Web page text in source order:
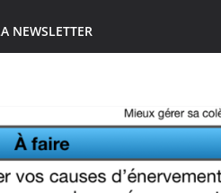
NEWSLETTER